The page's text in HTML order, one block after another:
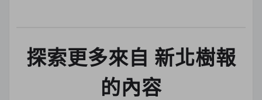
探索更多來自 新北樹報
的內容